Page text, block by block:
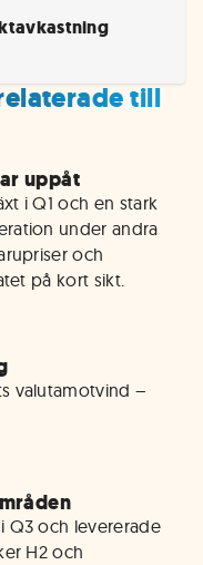
till
uppåt
i Q1 och en stark
under andra
och
på kort sikt.
valutamotvind –
i Q3 och levererade
H2 och